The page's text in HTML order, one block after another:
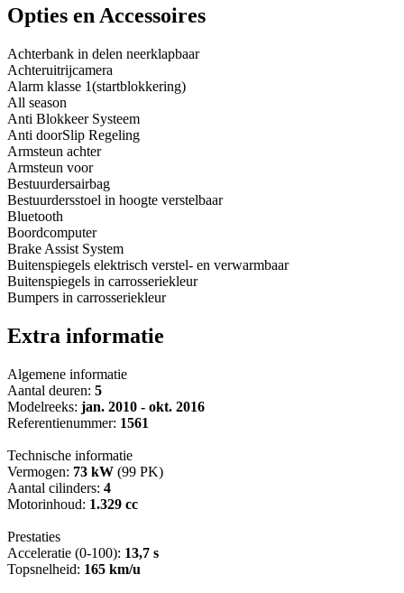
Opties en Accessoires
Achterbank in delen neerklapbaar
Achteruitrijcamera
Alarm klasse 1(startblokkering)
All season
Anti Blokkeer Systeem
Anti doorSlip Regeling
Armsteun achter
Armsteun voor
Bestuurdersairbag
Bestuurdersstoel in hoogte verstelbaar
Bluetooth
Boordcomputer
Brake Assist System
Buitenspiegels elektrisch verstel- en verwarmbaar
Buitenspiegels in carrosseriekleur
Bumpers in carrosseriekleur
Extra informatie
Algemene informatie
Aantal deuren: 5
Modelreeks: jan. 2010 - okt. 2016
Referentienummer: 1561
Technische informatie
Vermogen: 73 kW (99 PK)
Aantal cilinders: 4
Motorinhoud: 1.329 cc
Prestaties
Acceleratie (0-100): 13,7 s
Topsnelheid: 165 km/u